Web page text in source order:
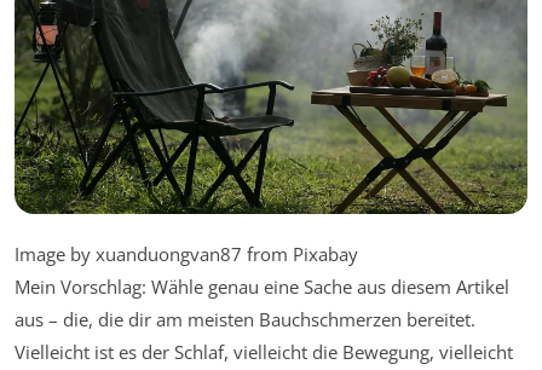
Image by xuanduongvan87 from Pixabay
Mein Vorschlag: Wähle genau eine Sache aus diesem Artikel
aus – die, die dir am meisten Bauchschmerzen bereitet.
Vielleicht ist es der Schlaf, vielleicht die Bewegung, vielleicht